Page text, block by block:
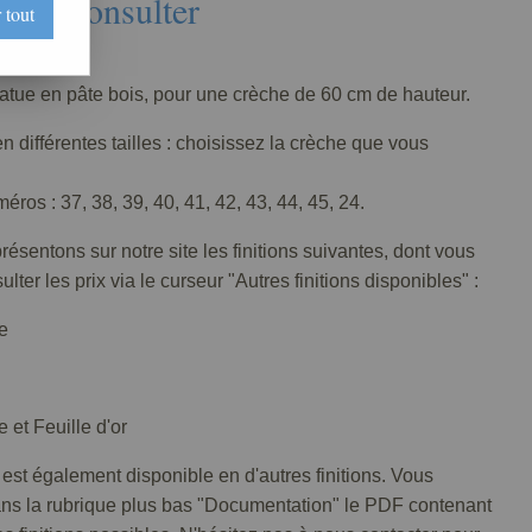
consulter
en pâte bois, pour une crèche de 60 cm de hauteur.
différentes tailles : choisissez la crèche que vous
: 37, 38, 39, 40, 41, 42, 43, 44, 45, 24.
sur notre site les finitions suivantes, dont vous
les prix via le curseur "Autres finitions disponibles" :
et Feuille d'or
également disponible en d'autres finitions. Vous
la rubrique plus bas "Documentation" le PDF contenant
tout